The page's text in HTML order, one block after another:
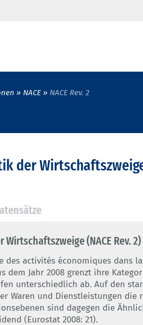
NACE NACE Rev. 2
der Wirtschaftszweige
(NACE Rev. 2)
des activités économiques dans
dem Jahr 2008 grenzt ihre
unterschiedlich ab. Auf den
Waren und Dienstleistungen die
sind dagegen die
(Eurostat 2008: 21).